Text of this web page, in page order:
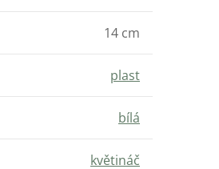
14 cm
plast
bílá
květináč